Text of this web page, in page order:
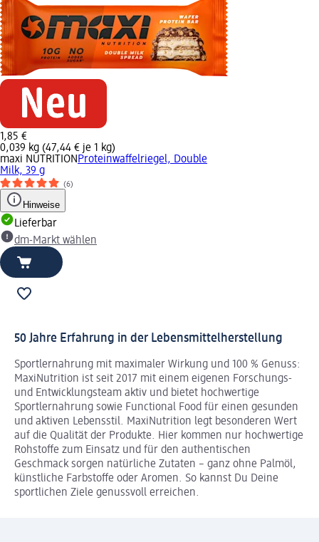
1,85 €
0,039 kg (47,44 € je 1 kg)
maxi NUTRITIONProteinwaffelriegel, Double
Milk, 39 g
(6)
Hinweise
Lieferbar
dm-Markt wählen
50 Jahre Erfahrung in der Lebensmittelherstellung
Sportlernahrung mit maximaler Wirkung und 100 % Genuss:
MaxiNutrition ist seit 2017 mit einem eigenen Forschungs-
und Entwicklungsteam aktiv und bietet hochwertige
Sportlernahrung sowie Functional Food für einen gesunden
und aktiven Lebensstil. MaxiNutrition legt besonderen Wert
auf die Qualität der Produkte. Hier kommen nur hochwertige
Rohstoffe zum Einsatz und für den authentischen
Geschmack sorgen natürliche Zutaten – ganz ohne Palmöl,
künstliche Farbstoffe oder Aromen. So kannst Du Deine
sportlichen Ziele genussvoll erreichen.